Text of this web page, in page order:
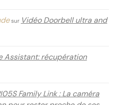
sur Vidéo Doorbell ultra and
Assistant: récupération
Family Link : La caméra